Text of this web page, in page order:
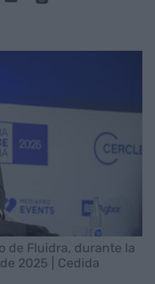
de Fluidra, durante la
2025 | Cedida